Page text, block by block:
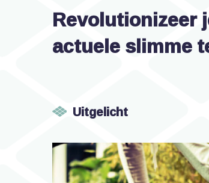
Revolutionizeer
actuele slimme
Uitgelicht